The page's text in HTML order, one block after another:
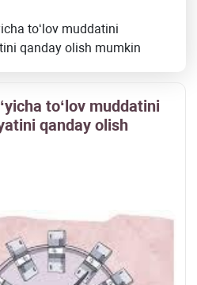
toʻlov muddatini
qanday olish mumkin
toʻlov muddatini
qanday olish